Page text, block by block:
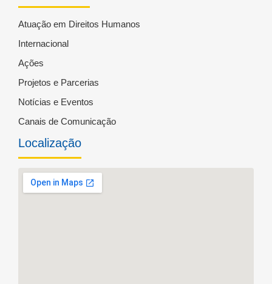
Atuação em Direitos Humanos
Internacional
Ações
Projetos e Parcerias
Notícias e Eventos
Canais de Comunicação
Localização